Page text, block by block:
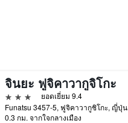
จินยะ ฟูจิคาวากูจิโกะ
3 ดาว
ยอดเยี่ยม 9.4
Funatsu 3457-5, ฟูจิคาวากูชิโกะ, ญี่ปุ่น
0.3 กม. จากใจกลางเมือง